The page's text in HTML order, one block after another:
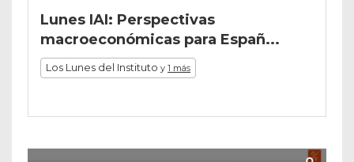
Lunes IAI: Perspectivas
macroeconómicas para Españ...
Los Lunes del Instituto y 1 más